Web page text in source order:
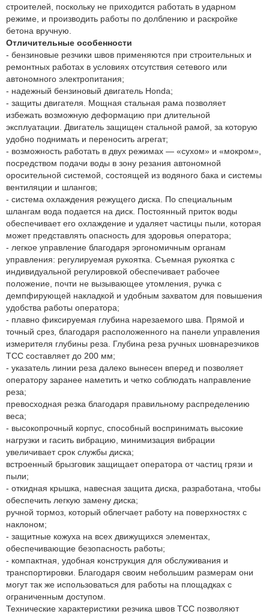
строителей, поскольку не приходится работать в ударном
режиме, и производить работы по долблению и раскройке
бетона вручную.
Отличительные особенности
- бензиновые резчики швов применяются при строительных и
ремонтных работах в условиях отсутствия сетевого или
автономного электропитания;
- надежный бензиновый двигатель Honda;
- защиты двигателя. Мощная стальная рама позволяет
избежать возможную деформацию при длительной
эксплуатации. Двигатель защищен стальной рамой, за которую
удобно поднимать и переносить агрегат;
- возможность работать в двух режимах — «сухом» и «мокром»,
посредством подачи воды в зону резания автономной
оросительной системой, состоящей из водяного бака и системы
вентиляции и шлангов;
- система охлаждения режущего диска. По специальным
шлангам вода подается на диск. Постоянный приток воды
обеспечивает его охлаждение и удаляет частицы пыли, которая
может представлять опасность для здоровья оператора;
- легкое управление благодаря эргономичным органам
управления: регулируемая рукоятка. Съемная рукоятка с
индивидуальной регулировкой обеспечивает рабочее
положение, почти не вызывающее утомления, ручка с
демпфирующей накладкой и удобным захватом для повышения
удобства работы оператора;
- плавно фиксируемая глубина нарезаемого шва. Прямой и
точный срез, благодаря расположенного на панели управления
измерителя глубины реза. Глубина реза ручных шовнарезчиков
ТСС составляет до 200 мм;
- указатель линии реза далеко вынесен вперед и позволяет
оператору заранее наметить и четко соблюдать направление
реза;
превосходная резка благодаря правильному распределению
веса;
- высокопрочный корпус, способный воспринимать высокие
нагрузки и гасить вибрацию, минимизация вибрации
увеличивает срок службы диска;
встроенный брызговик защищает оператора от частиц грязи и
пыли;
- откидная крышка, навесная защита диска, разработана, чтобы
обеспечить легкую замену диска;
ручной тормоз, который облегчает работу на поверхностях с
наклоном;
- защитные кожуха на всех движущихся элементах,
обеспечивающие безопасность работы;
- компактная, удобная конструкция для обслуживания и
транспортировки. Благодаря своим небольшим размерам они
могут так же использоваться для работы на площадках с
ограниченным доступом.
Технические характеристики резчика швов ТСС позволяют